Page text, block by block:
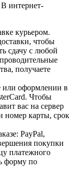
интернет-
курьером.
чтобы
сдачу с любой
получаете
или оформлении в
Чтобы
вас на сервер
номер карты, срок
PayPal,
покупки
платежного
форму по